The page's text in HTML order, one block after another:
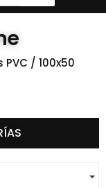
PVC / 100x50